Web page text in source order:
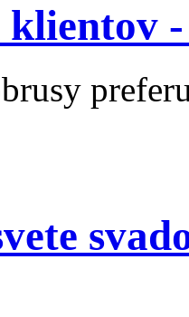
klientov